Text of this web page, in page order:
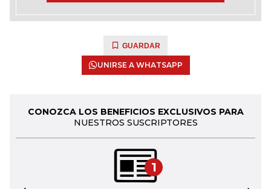
GUARDAR
UNIRSE A WHATSAPP
CONOZCA LOS BENEFICIOS EXCLUSIVOS PARA
NUESTROS SUSCRIPTORES
1